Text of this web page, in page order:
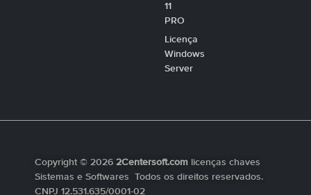
11
PRO
Licença
Windows
Server
Copyright © 2026 2Centersoft.com licenças chaves
Sistemas e Softwares Todos os direitos reservados.
CNPJ 12.531.635/0001-02